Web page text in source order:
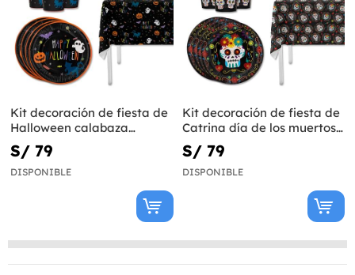
Kit decoración de fiesta de
Halloween calabaza
Premium para 8 personas -
Happy Halloween
S/ 79
DISPONIBLE
Kit decoración de fiesta de
Catrina día de los muertos
Premium para 8 personas -
Day of the Dead
S/ 79
DISPONIBLE